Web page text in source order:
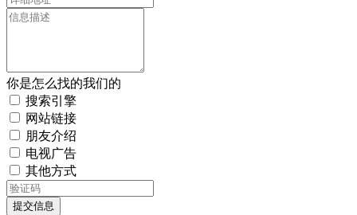
你是怎么找的我们的
搜索引擎
网站链接
朋友介绍
电视广告
其他方式
提交信息